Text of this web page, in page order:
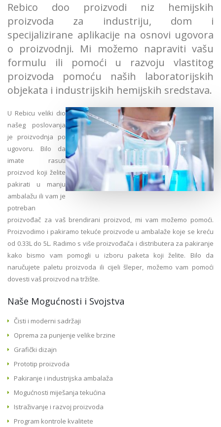
Rebico doo proizvodi niz hemijskih
proizvoda za industriju, dom i
specijalizirane aplikacije na osnovi ugovora
o proizvodnji. Mi možemo napraviti vašu
formulu ili pomoći u razvoju vlastitog
proizvoda pomoću naših laboratorijskih
objekata i industrijskih hemijskih sredstava.
U Rebicu veliki dio
našeg poslovanja
je proizvodnja po
ugovoru. Bilo da
imate rasuti
proizvod koji želite
pakirati u manju
ambalažu ili vam je
potreban
proizvođač za vaš brendirani proizvod, mi vam možemo pomoći.
Proizvodimo i pakiramo tekuće proizvode u ambalaže koje se kreću
od 0.33L do 5L. Radimo s više proizvođača i distributera za pakiranje
kako bismo vam pomogli u izboru paketa koji želite. Bilo da
naručujete paletu proizvoda ili cijeli šleper, možemo vam pomoći
dovesti vaš proizvod na tržište.
Naše Mogućnosti i Svojstva
Čisti i moderni sadržaji
Oprema za punjenje velike brzine
Grafički dizajn
Prototip proizvoda
Pakiranje i industrijska ambalaža
Mogućnosti miješanja tekućina
Istraživanje i razvoj proizvoda
Program kontrole kvalitete